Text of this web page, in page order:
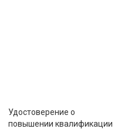
Удостоверение о
повышении квалификации